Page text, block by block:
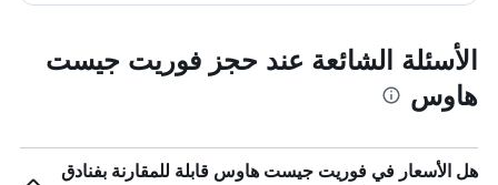
الأسئلة الشائعة عند حجز فوريت جيست
هاوس
هل الأسعار في فوريت جيست هاوس قابلة للمقارنة بفنادق